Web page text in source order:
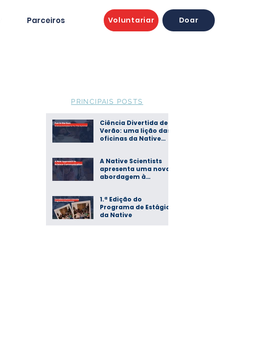
Parceiros Voluntariar Doar
PRINCIPAIS POSTS
Ciência Divertida de
Verão: uma lição das
oficinas da Native
A Native Scientists
apresenta uma nova
abordagem à
1.ª Edição do
Programa de Estágios
da Native